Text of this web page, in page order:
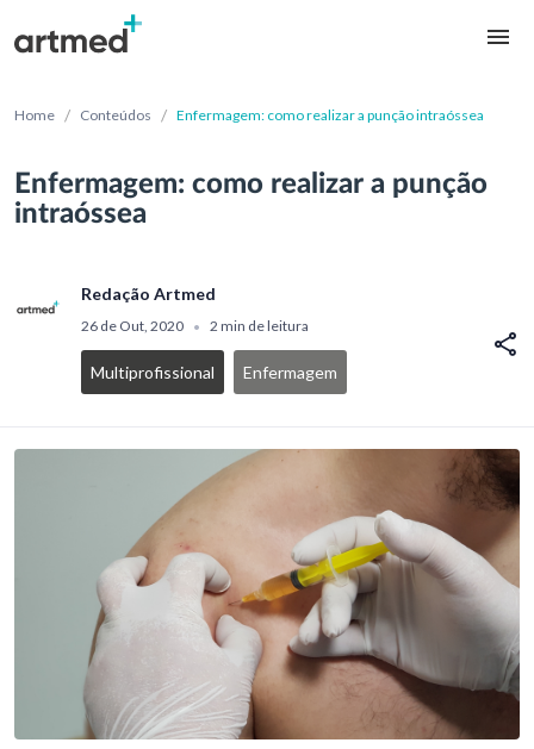
Home / Conteúdos / Enfermagem: como realizar a punção intraóssea
Enfermagem: como realizar a punção
intraóssea
Redação Artmed
26 de Out, 2020 • 2 min de leitura
Multiprofissional Enfermagem